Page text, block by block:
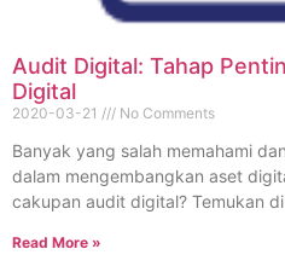
Audit Digital: Tahap
Digital
2020-03-21 No Comments
Banyak yang salah memahami
dalam mengembangkan aset
cakupan audit digital? Temukan di
Read More »